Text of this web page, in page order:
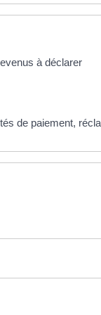
à déclarer
de paiement,